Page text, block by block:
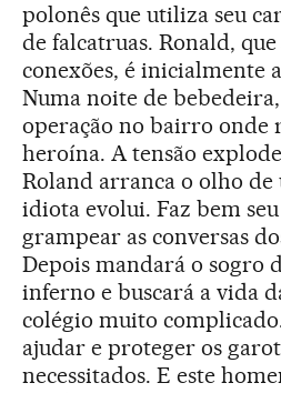
polonês que utiliza seu
de falcatruas. Ronald, que
conexões, é inicialmente
Numa noite de
operação no bairro onde
heroína. A tensão
Roland arranca o olho de
idiota evolui. Faz bem
grampear as conversas
Depois mandará o sogro
inferno e buscará a vida
colégio muito
ajudar e proteger os
necessitados. E este